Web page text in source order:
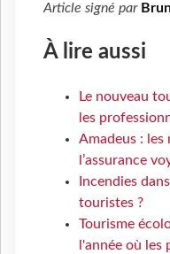
Article signé par
À lire aussi
Le nouveau
les
Amadeus : les
l’assurance
Incendies
touristes ?
Tourisme
l'année où les